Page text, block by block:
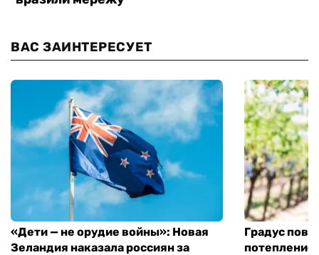
ВАС ЗАИНТЕРЕСУЕТ
«Дети — не орудие войны»: Новая
Зеландия наказала россиян за
Градус